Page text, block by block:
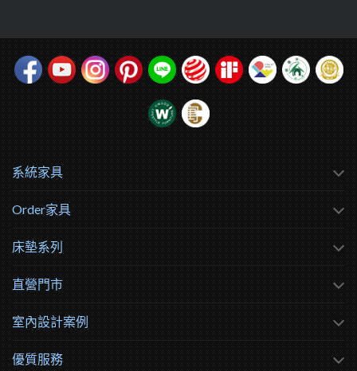
系統家具
Order家具
床墊系列
直營門市
室內設計案例
優質服務